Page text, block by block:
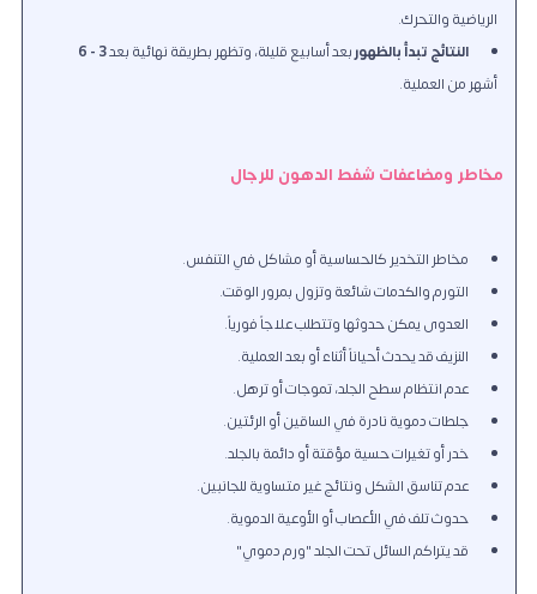
الرياضية والتحرك.
النتائج تبدأ بالظهوربعد أسابيع قليلة، وتظهر بطريقة نهائية بعد3 - 6
أشهر من العملية.
مخاطر ومضاعفات شفط الدهون للرجال
مخاطر التخدير كالحساسية أو مشاكل في التنفس.
التورم والكدمات شائعة وتزول بمرور الوقت.
العدوى يمكن حدوثها وتتطلب علاجاً فورياً.
النزيف قد يحدث أحياناً أثناء أو بعد العملية.
عدم انتظام سطح الجلد، تموجات أو ترهل.
جلطات دموية نادرة في الساقين أو الرئتين.
خدر أو تغيرات حسية مؤقتة أو دائمة بالجلد.
عدم تناسق الشكل ونتائج غير متساوية للجانبين.
حدوث تلف في الأعصاب أو الأوعية الدموية.
قد يتراكم السائل تحت الجلد "ورم دموي"